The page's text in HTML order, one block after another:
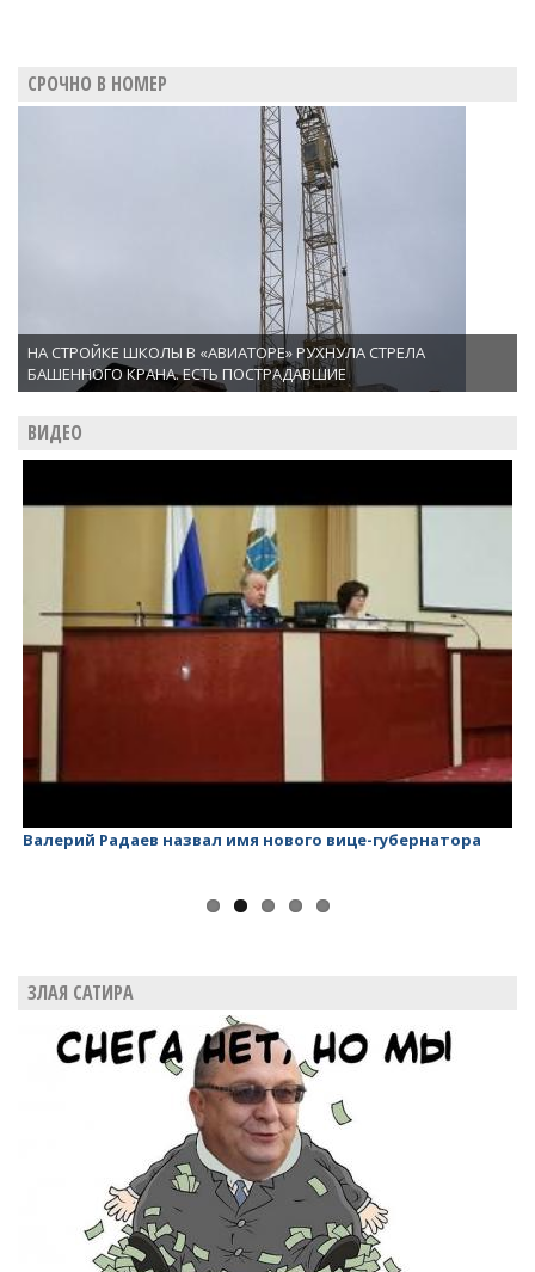
СРОЧНО В НОМЕР
НА СТРОЙКЕ ШКОЛЫ В «АВИАТОРЕ» РУХНУЛА СТРЕЛА
БАШЕННОГО КРАНА. ЕСТЬ ПОСТРАДАВШИЕ
ВИДЕО
Валерий Радаев назвал имя нового вице-губернатора
ЗЛАЯ САТИРА